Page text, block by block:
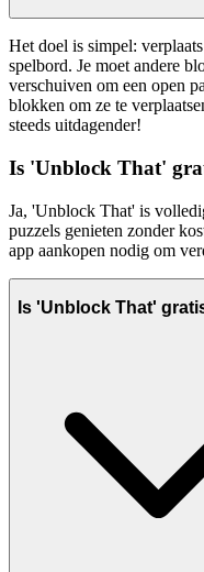
Het doel is simpel:
spelbord. Je moet andere
verschuiven om een open
blokken om ze te
steeds uitdagender!
Is 'Unblock That'
Ja, 'Unblock That' is
puzzels genieten zonder
app aankopen nodig om
Is 'Unblock That'